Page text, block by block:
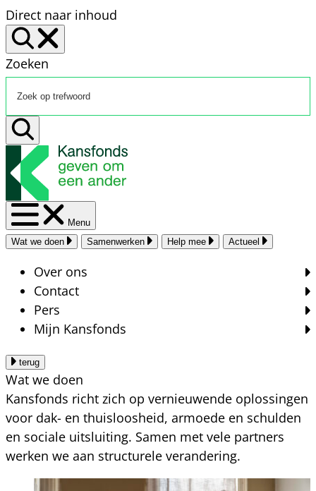
Direct naar inhoud
Zoeken
Menu
Wat we doen
Samenwerken Help mee Actueel
Over ons
Contact
Pers
Mijn Kansfonds
terug
Wat we doen
Kansfonds richt zich op vernieuwende oplossingen
voor dak- en thuisloosheid, armoede en schulden
en sociale uitsluiting. Samen met vele partners
werken we aan structurele verandering.